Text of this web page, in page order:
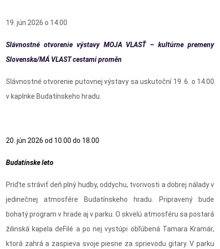
19. jún 2026 o 14.00
Slávnostné otvorenie výstavy MOJA VLASŤ – kultúrne premeny
Slovenska/MÁ VLAST cestami proměn
Slávnostné otvorenie putovnej výstavy sa uskutoční 19. 6. o 14.00
v kaplnke Budatínskeho hradu.
20. jún 2026 od 10.00 do 18.00
Budatínske leto
Príďte stráviť deň plný hudby, oddychu, tvorivosti a dobrej nálady v
jedinečnej atmosfére Budatínskeho hradu. Pripravený bude
bohatý program v hrade aj v parku. O skvelú atmosféru sa postará
žilinská kapeladeFilé a po nej vystúpi obľúbená Tamara Kramár,
ktorá zahrá a zaspieva svoje piesne za sprievodu gitary. V parku